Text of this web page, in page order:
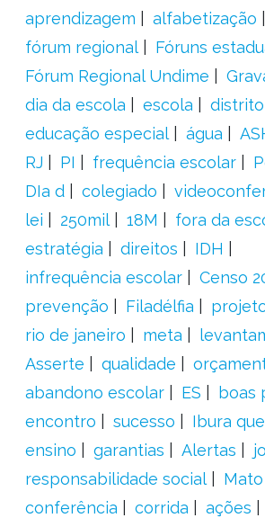
aprendizagem
alfabetização
fórum regional
Fóruns
Fórum Regional Undime
dia da escola
escola
educação especial
água
RJ
PI frequência escolar
DIa d
colegiado
lei
250mil 18M
fora da
estratégia
direitos
IDH
infrequência escolar
Censo
prevenção
Filadélfia
rio de janeiro
meta
Asserte
qualidade
abandono escolar
ES
boas
encontro
sucesso
Ibura
ensino
garantias Alertas
responsabilidade social
conferência
corrida ações